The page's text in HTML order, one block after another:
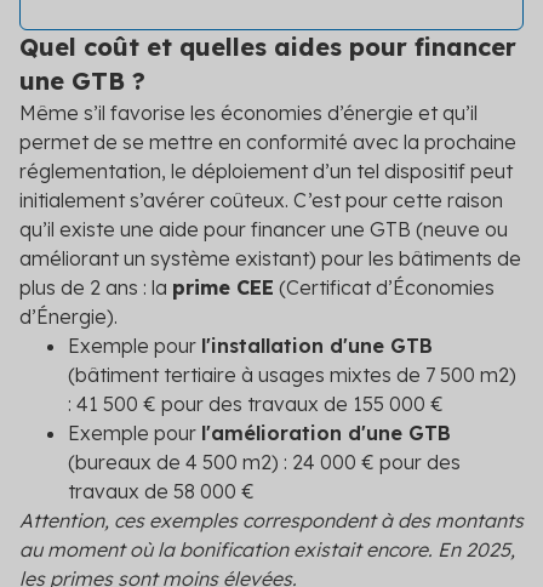
Quel coût et quelles aides pour financer
une GTB ?
Même s’il favorise les économies d’énergie et qu’il
permet de se mettre en conformité avec la prochaine
réglementation, le déploiement d’un tel dispositif peut
initialement s’avérer coûteux. C’est pour cette raison
qu’il existe une aide pour financer une GTB (neuve ou
améliorant un système existant) pour les bâtiments de
plus de 2 ans : la prime CEE (Certificat d’Économies
d’Énergie).
Exemple pour l'installation d'une GTB
(bâtiment tertiaire à usages mixtes de 7 500 m2)
: 41 500 € pour des travaux de 155 000 €
Exemple pour l'amélioration d'une GTB
(bureaux de 4 500 m2) : 24 000 € pour des
travaux de 58 000 €
Attention, ces exemples correspondent à des montants
au moment où la bonification existait encore. En 2025,
les primes sont moins élevées.